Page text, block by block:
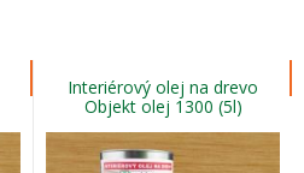
Interiérový olej na drevo
Objekt olej 1300 (5l)